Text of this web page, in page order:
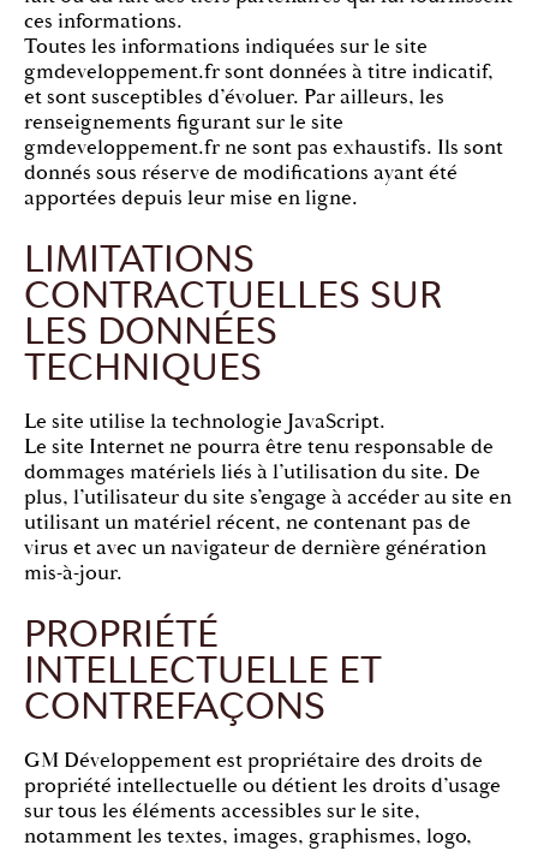
ces informations.
Toutes les informations indiquées sur le site
gmdeveloppement.fr sont données à titre indicatif,
et sont susceptibles d’évoluer. Par ailleurs, les
renseignements figurant sur le site
gmdeveloppement.fr ne sont pas exhaustifs. Ils sont
donnés sous réserve de modifications ayant été
apportées depuis leur mise en ligne.
LIMITATIONS
CONTRACTUELLES SUR
LES DONNÉES
TECHNIQUES
Le site utilise la technologie JavaScript.
Le site Internet ne pourra être tenu responsable de
dommages matériels liés à l’utilisation du site. De
plus, l’utilisateur du site s’engage à accéder au site en
utilisant un matériel récent, ne contenant pas de
virus et avec un navigateur de dernière génération
mis-à-jour.
PROPRIÉTÉ
INTELLECTUELLE ET
CONTREFAÇONS
GM Développement est propriétaire des droits de
propriété intellectuelle ou détient les droits d’usage
sur tous les éléments accessibles sur le site,
notamment les textes, images, graphismes, logo,